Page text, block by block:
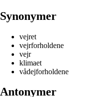
Synonymer
vejret
vejrforholdene
vejr
klimaet
vådejforholdene
Antonymer